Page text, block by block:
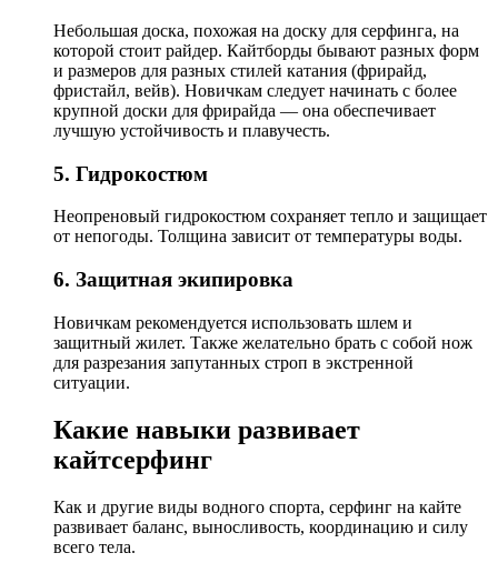
Небольшая доска, похожая на доску для серфинга, на
которой стоит райдер. Кайтборды бывают разных форм
и размеров для разных стилей катания (фрирайд,
фристайл, вейв). Новичкам следует начинать с более
крупной доски для фрирайда — она обеспечивает
лучшую устойчивость и плавучесть.
5. Гидрокостюм
Неопреновый гидрокостюм сохраняет тепло и защищает
от непогоды. Толщина зависит от температуры воды.
6. Защитная экипировка
Новичкам рекомендуется использовать шлем и
защитный жилет. Также желательно брать с собой нож
для разрезания запутанных строп в экстренной
ситуации.
Какие навыки развивает
кайтсерфинг
Как и другие виды водного спорта, серфинг на кайте
развивает баланс, выносливость, координацию и силу
всего тела.